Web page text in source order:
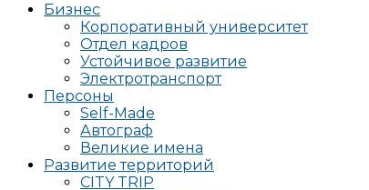
Бизнес
Корпоративный университет
Отдел кадров
Устойчивое развитие
Электротранспорт
Персоны
Self-Made
Автограф
Великие имена
Развитие территорий
CITY TRIP